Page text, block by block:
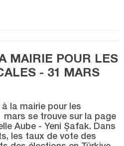
MAIRIE POUR LES
- 31 MARS
la mairie pour les
mars se trouve sur la page
Aube - Yeni Şafak. Dans
les taux de vote des